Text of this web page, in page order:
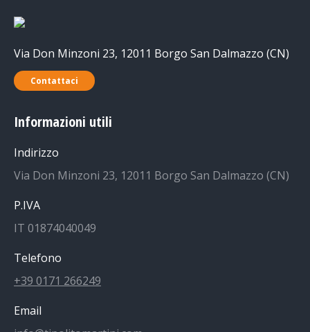
Via Don Minzoni 23, 12011 Borgo San Dalmazzo (CN)
Contattaci
Informazioni utili
Indirizzo
Via Don Minzoni 23, 12011 Borgo San Dalmazzo (CN)
P.IVA
IT 01874040049
Telefono
+39 0171 266249
Email